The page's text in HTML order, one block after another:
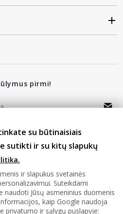
pirmi!
su būtinaisiais
sutikti ir su kitų slapukų
ir slapukus svetainės
Suteikdami
naudoti Jūsų asmeninius duomenis
kaip Google naudoja
privatumo ir sąlygų puslapyje: